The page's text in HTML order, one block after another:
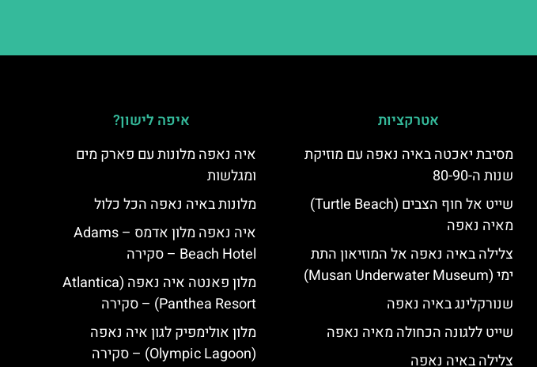
אטרקציות
מסיבת יאכטה באיה נאפה עם מוזיקת
שנות ה-80-90
שייט אל חוף הצבים (Turtle Beach)
מאיה נאפה
צלילה באיה נאפה אל המוזיאון התת
ימי (Musan Underwater Museum)
שנורקלינג באיה נאפה
שייט ללגונה הכחולה מאיה נאפה
צלילה באיה נאפה
איפה לישון?
איה נאפה מלונות עם פארק מים
ומגלשות
מלונות באיה נאפה הכל כלול
איה נאפה מלון אדמס – Adams
Beach Hotel – סקירה
מלון פאנטה איה נאפה (Atlantica
Panthea Resort) – סקירה
מלון אולימפיק לגון איה נאפה
(Olympic Lagoon) – סקירה